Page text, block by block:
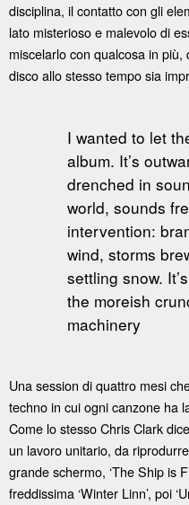
disciplina, il contatto con gli
lato misterioso e malevolo di
miscelarlo con qualcosa in
disco allo stesso tempo sia
I wanted to let
album. It’s
drenched in
world, sounds
intervention:
wind, storms
settling snow.
the moreish
machinery
Una session di quattro mesi
techno in cui ogni canzone ha
Come lo stesso Chris Clark
un lavoro unitario, da
grande schermo, ‘The Ship is
freddissima ‘Winter Linn’, poi